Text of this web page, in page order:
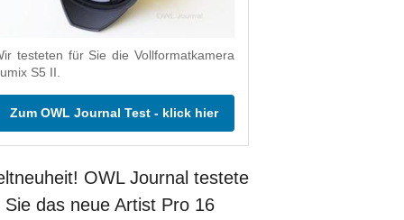
testeten für Sie die Vollformatkamera
S5 II.
Zum OWL Journal Test - klick hier
OWL Journal testete
Sie das neue Artist Pro 16